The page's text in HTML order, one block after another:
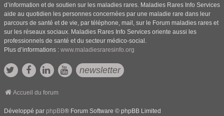
d’information et de soutien sur les maladies rares. Maladies Rares Info Services
aide au quotidien les personnes concernées par une maladie rare dans leur
parcours de santé et de vie, par téléphone, mail, sur le Forum maladies rares et
sur les réseaux sociaux. Maladies Rares Info Services oriente aussi les
professionnels de santé et du secteur médico-social.
Plus d’informations : www.maladiesraresinfo.org
newsletter
Accueil du forum
Développé par phpBB® Forum Software © phpBB Limited